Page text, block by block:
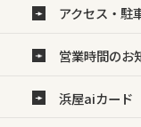
アクセス・駐
営業時間のお
浜屋aiカード